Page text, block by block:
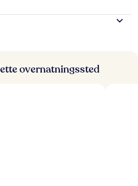
overnatningssted